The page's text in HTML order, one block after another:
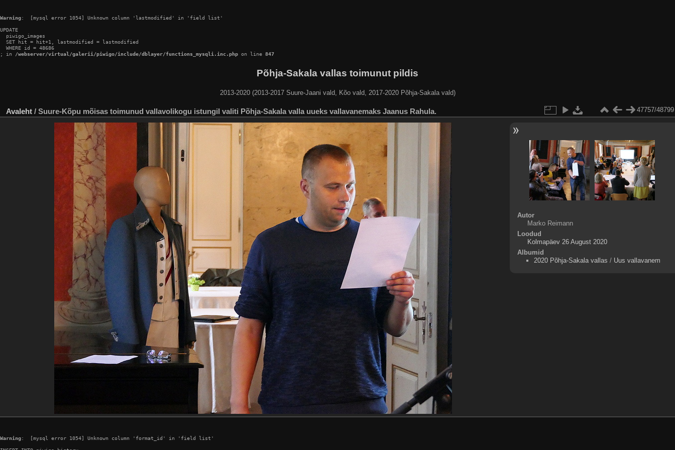
Warning:  [mysql error 1054] Unknown column 'lastmodified' in 'field list'
UPDATE
  piwigo_images
  SET hit = hit+1, lastmodified = lastmodified
  WHERE id = 48686
; in /webserver/virtual/galerii/piwigo/include/dblayer/functions_mysqli.inc.php on line 847
Põhja-Sakala vallas toimunut pildis
2013-2020 (2013-2017 Suure-Jaani vald, Kõo vald, 2017-2020 Põhja-Sakala vald)
Avaleht / Suure-Kõpu mõisas toimunud vallavolikogu istungil valiti Põhja-Sakala valla uueks vallavanemaks Jaanus Rahula. 47757/48799
Autor
Marko Reimann
Loodud
Kolmapäev 26 August 2020
Albumid
2020 Põhja-Sakala vallas / Uus vallavanem
Warning:  [mysql error 1054] Unknown column 'format_id' in 'field list'